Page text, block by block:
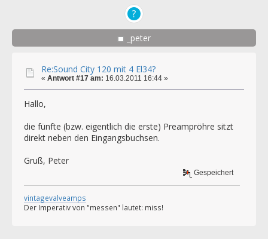
_peter
Re:Sound City 120 mit 4 El34?
« Antwort #17 am: 16.03.2011 16:44 »
Hallo,
die fünfte (bzw. eigentlich die erste) Preampröhre sitzt
direkt neben den Eingangsbuchsen.
Gruß, Peter
Gespeichert
vintagevalveamps
Der Imperativ von "messen" lautet: miss!